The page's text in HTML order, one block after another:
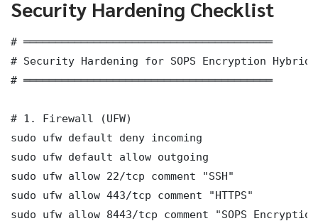
Security Hardening Checklist
# ═══════════════════════════════════════
# Security Hardening for SOPS Encryption Hybrid
# ═══════════════════════════════════════
# 1. Firewall (UFW)
sudo ufw default deny incoming
sudo ufw default allow outgoing
sudo ufw allow 22/tcp comment "SSH"
sudo ufw allow 443/tcp comment "HTTPS"
sudo ufw allow 8443/tcp comment "SOPS